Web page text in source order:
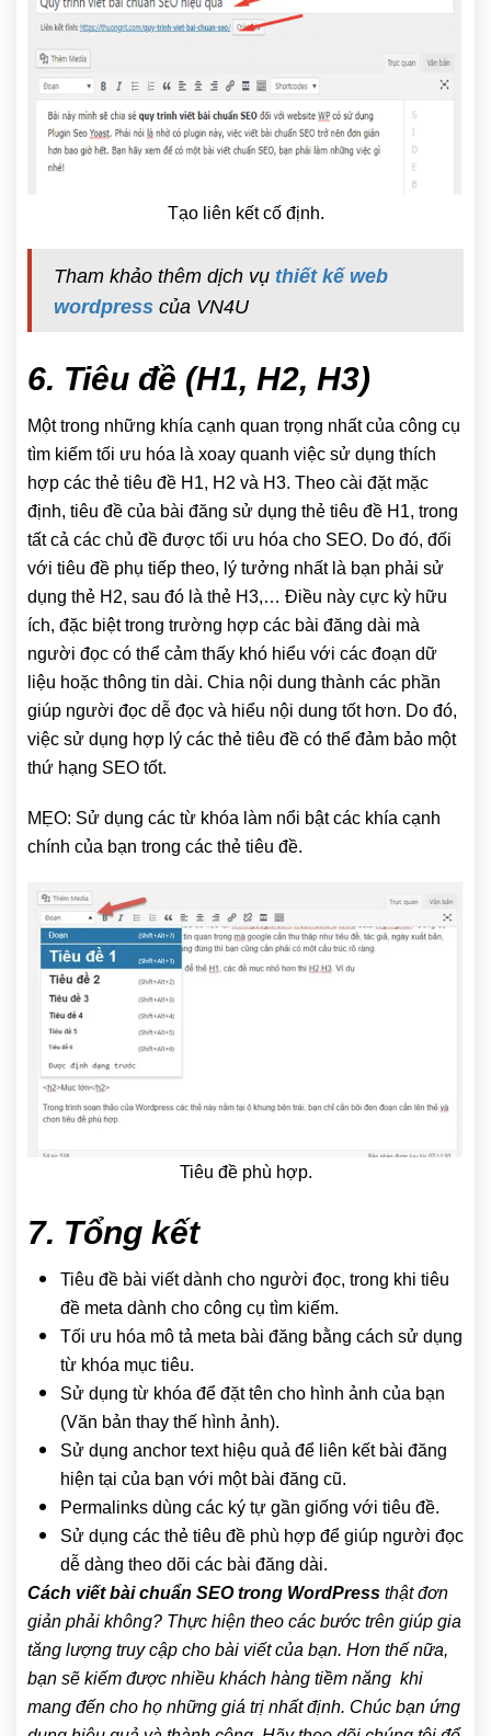
Tạo liên kết cố định.
Tham khảo thêm dịch vụ thiết kế web
wordpress của VN4U
6. Tiêu đề (H1, H2, H3)
Một trong những khía cạnh quan trọng nhất của công cụ
tìm kiếm tối ưu hóa là xoay quanh việc sử dụng thích
hợp các thẻ tiêu đề H1, H2 và H3. Theo cài đặt mặc
định, tiêu đề của bài đăng sử dụng thẻ tiêu đề H1, trong
tất cả các chủ đề được tối ưu hóa cho SEO. Do đó, đối
với tiêu đề phụ tiếp theo, lý tưởng nhất là bạn phải sử
dụng thẻ H2, sau đó là thẻ H3,… Điều này cực kỳ hữu
ích, đặc biệt trong trường hợp các bài đăng dài mà
người đọc có thể cảm thấy khó hiểu với các đoạn dữ
liệu hoặc thông tin dài. Chia nội dung thành các phần
giúp người đọc dễ đọc và hiểu nội dung tốt hơn. Do đó,
việc sử dụng hợp lý các thẻ tiêu đề có thể đảm bảo một
thứ hạng SEO tốt.
MẸO: Sử dụng các từ khóa làm nổi bật các khía cạnh
chính của bạn trong các thẻ tiêu đề.
Tiêu đề phù hợp.
7. Tổng kết
Tiêu đề bài viết dành cho người đọc, trong khi tiêu
đề meta dành cho công cụ tìm kiếm.
Tối ưu hóa mô tả meta bài đăng bằng cách sử dụng
từ khóa mục tiêu.
Sử dụng từ khóa để đặt tên cho hình ảnh của bạn
(Văn bản thay thế hình ảnh).
Sử dụng anchor text hiệu quả để liên kết bài đăng
hiện tại của bạn với một bài đăng cũ.
Permalinks dùng các ký tự gần giống với tiêu đề.
Sử dụng các thẻ tiêu đề phù hợp để giúp người đọc
dễ dàng theo dõi các bài đăng dài.
Cách viết bài chuẩn SEO trong WordPress thật đơn
giản phải không? Thực hiện theo các bước trên giúp gia
tăng lượng truy cập cho bài viết của bạn. Hơn thế nữa,
bạn sẽ kiếm được nhiều khách hàng tiềm năng khi
mang đến cho họ những giá trị nhất định. Chúc bạn ứng